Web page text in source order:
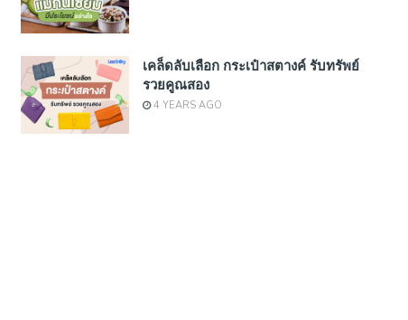
เคล็ดลับเลือก กระเป๋าสตางค์ รับทรัพย์
รวยคูณสอง
4 YEARS AGO